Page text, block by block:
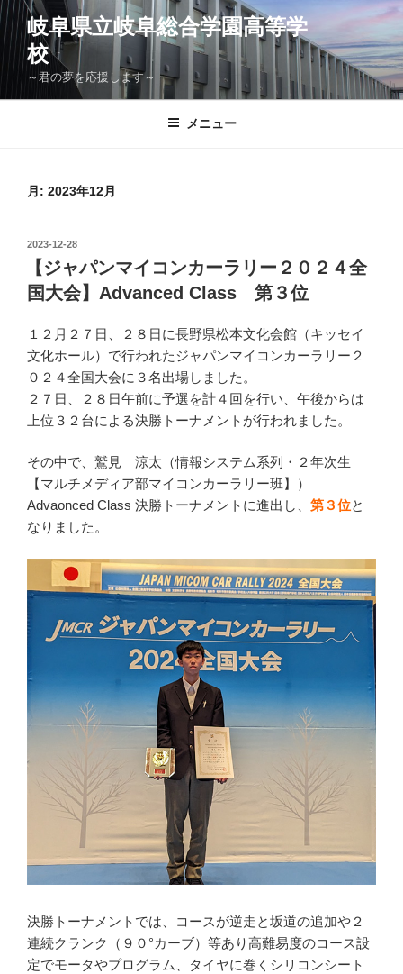
コ
ン
テ
ン
ツ
岐阜県立岐阜総合学園高等学
校
～君の夢を応援します～
メニュー
月: 2023年12月
投
日:
2023-12-28
【ジャパンマイコンカーラリー２０２４全
国大会】Advanced Class 第３位
１２月２７日、２８日に長野県松本文化会館（キッセイ
文化ホール）で行われたジャパンマイコンカーラリー２
０２４全国大会に３名出場しました。
２７日、２８日午前に予選を計４回を行い、午後からは
上位３２台による決勝トーナメントが行われました。
その中で、鷲見 涼太（情報システム系列・２年次生
【マルチメディア部マイコンカーラリー班】）
Advaonced Class 決勝トーナメントに進出し、 第３位と
なりました。
決勝トーナメントでは、コースが逆走と坂道の追加や２
連続クランク（９０°カーブ）等あり高難易度のコース設
定でモータやプログラム、タイヤに巻くシリコンシート